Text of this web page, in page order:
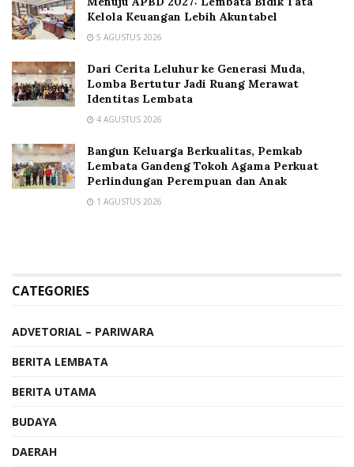
Kelola Keuangan Lebih Akuntabel
5 AGUSTUS 2026
Dari Cerita Leluhur ke Generasi Muda,
Lomba Bertutur Jadi Ruang Merawat
Identitas Lembata
4 AGUSTUS 2026
Bangun Keluarga Berkualitas, Pemkab
Lembata Gandeng Tokoh Agama Perkuat
Perlindungan Perempuan dan Anak
1 AGUSTUS 2026
CATEGORIES
ADVETORIAL – PARIWARA
BERITA LEMBATA
BERITA UTAMA
BUDAYA
DAERAH